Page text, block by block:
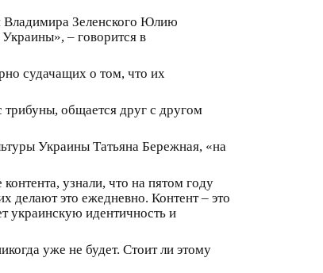
Владимира Зеленского Юлию
– говорится в
судачащих о том, что их
трибуны, общается друг с другом
Украины Татьяна Бережная, «на
узнали, что на пятом году
делают это ежедневно. Контент – это
украинскую идентичность и
уже не будет. Стоит ли этому